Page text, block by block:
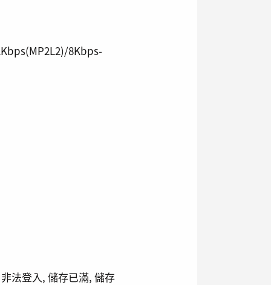
8Kbps-
法登入, 儲存已滿, 儲存